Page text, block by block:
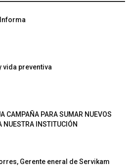
vida preventiva
CAMPAÑA PARA SUMAR NUEVOS
NUESTRA INSTITUCIÓN
Gerente eneral de Servikam